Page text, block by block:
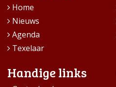
Home
Nieuws
Agenda
Texelaar
Handige links